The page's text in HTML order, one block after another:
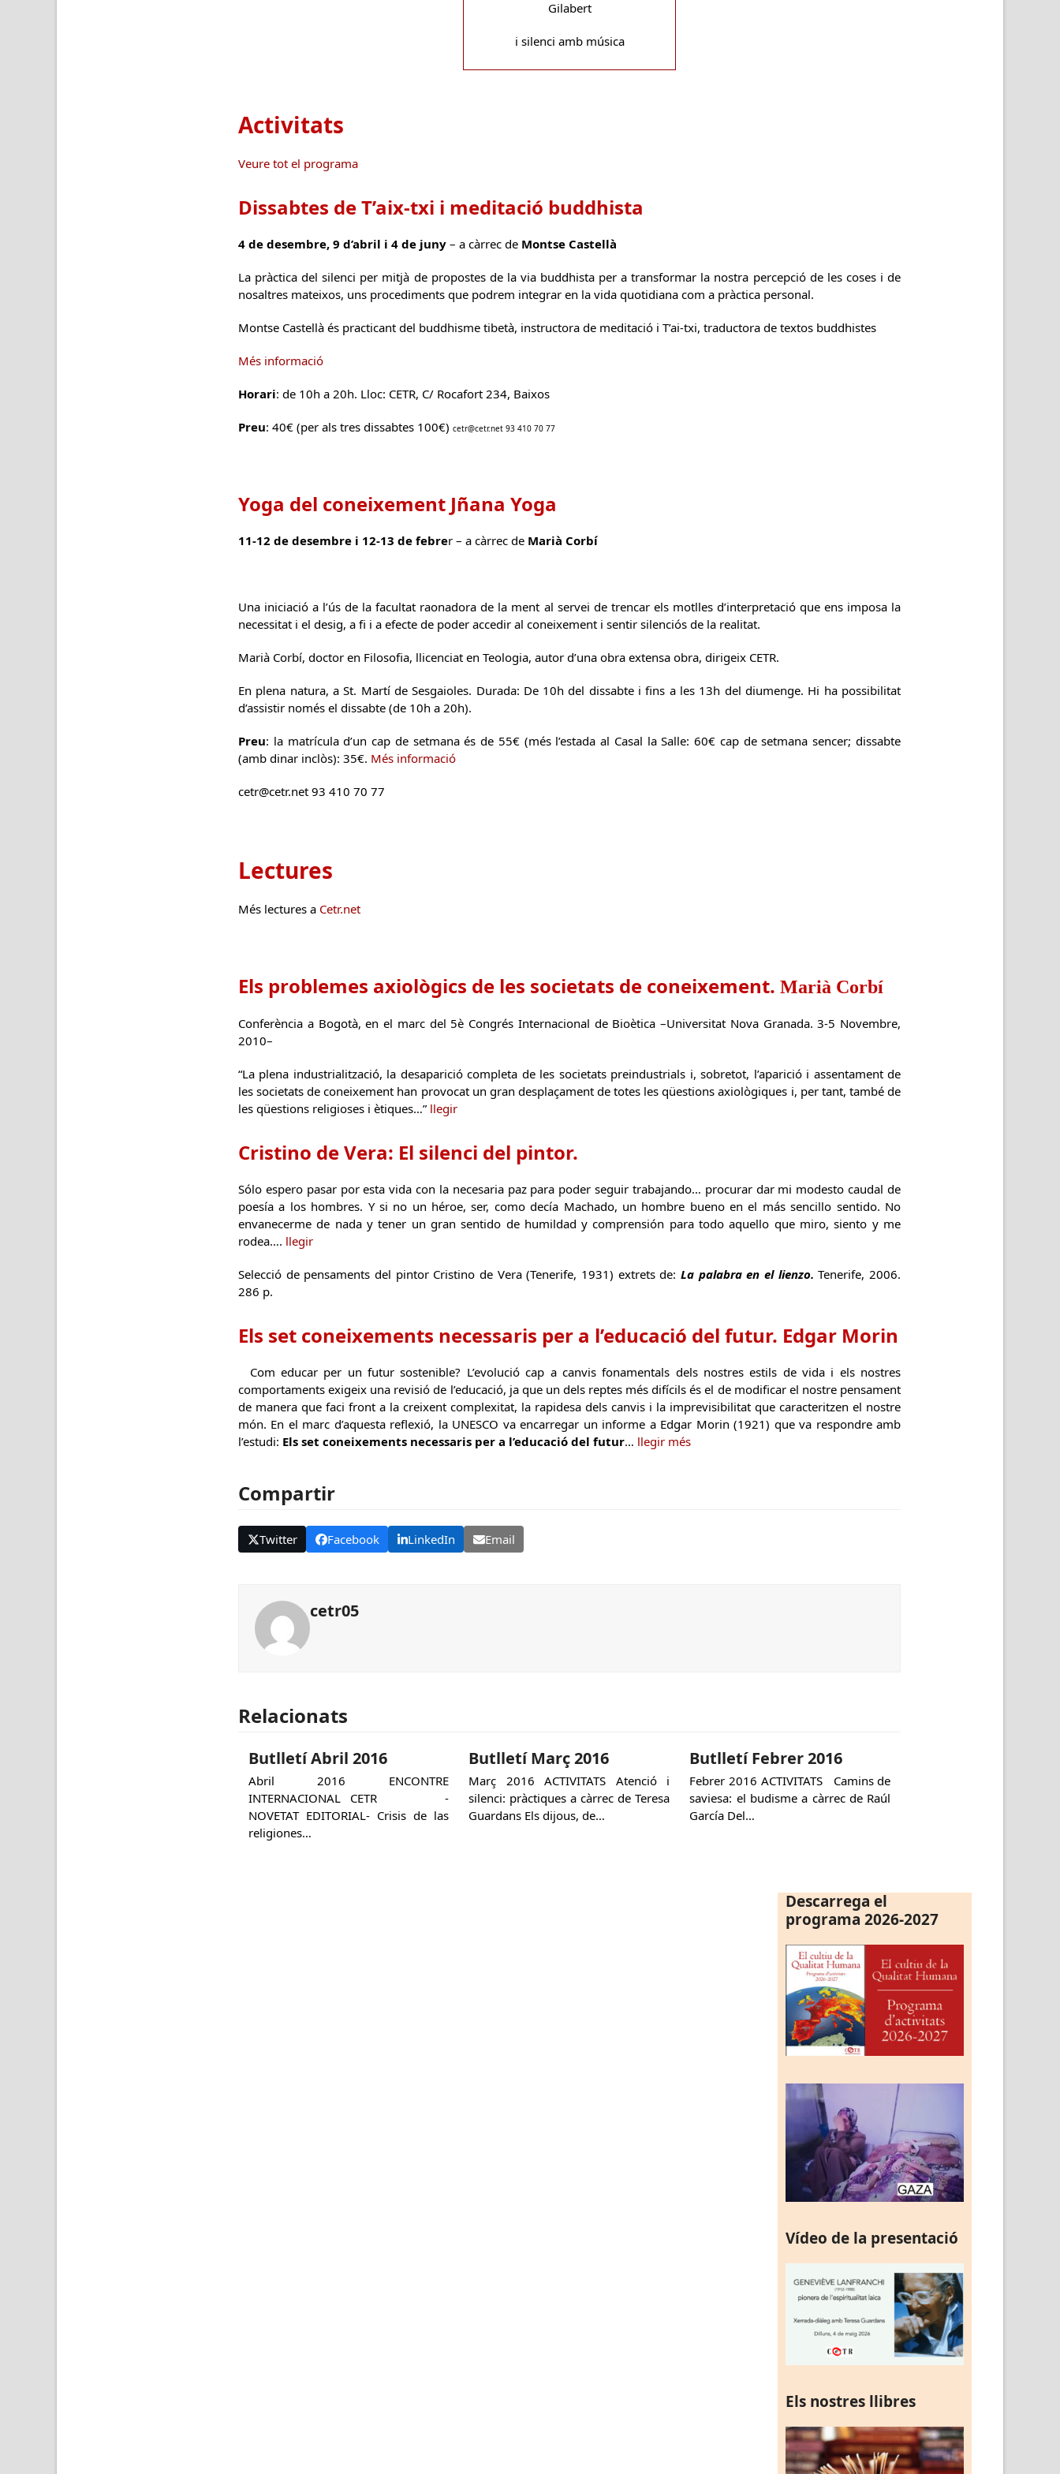
Gilabert
i silenci amb música
Activitats
Veure tot el programa
Dissabtes de T’aix-txi i meditació buddhista
4 de desembre, 9 d’abril i 4 de juny – a càrrec de Montse Castellà
La pràctica del silenci per mitjà de propostes de la via buddhista per a transformar la nostra percepció de les coses i de
nosaltres mateixos, uns procediments que podrem integrar en la vida quotidiana com a pràctica personal.
Montse Castellà és practicant del buddhisme tibetà, instructora de meditació i T’ai-txi, traductora de textos buddhistes
Més informació
Horari: de 10h a 20h. Lloc: CETR, C/ Rocafort 234, Baixos
Preu: 40€ (per als tres dissabtes 100€) cetr@cetr.net 93 410 70 77
Yoga del coneixement Jñana Yoga
11-12 de desembre i 12-13 de febrer – a càrrec de Marià Corbí
Una iniciació a l’ús de la facultat raonadora de la ment al servei de trencar els motlles d’interpretació que ens imposa la
necessitat i el desig, a fi i a efecte de poder accedir al coneixement i sentir silenciós de la realitat.
Marià Corbí, doctor en Filosofia, llicenciat en Teologia, autor d’una obra extensa obra, dirigeix CETR.
En plena natura, a St. Martí de Sesgaioles. Durada: De 10h del dissabte i fins a les 13h del diumenge. Hi ha possibilitat
d’assistir només el dissabte (de 10h a 20h).
Preu: la matrícula d’un cap de setmana és de 55€ (més l’estada al Casal la Salle: 60€ cap de setmana sencer; dissabte
(amb dinar inclòs): 35€. Més informació
cetr@cetr.net 93 410 70 77
Lectures
Més lectures a Cetr.net
Els problemes axiològics de les societats de coneixement. Marià Corbí
Conferència a Bogotà, en el marc del 5è Congrés Internacional de Bioètica –Universitat Nova Granada. 3-5 Novembre,
2010–
“La plena industrialització, la desaparició completa de les societats preindustrials i, sobretot, l’aparició i assentament de
les societats de coneixement han provocat un gran desplaçament de totes les qüestions axiològiques i, per tant, també de
les qüestions religioses i ètiques…” llegir
Cristino de Vera: El silenci del pintor.
Sólo espero pasar por esta vida con la necesaria paz para poder seguir trabajando… procurar dar mi modesto caudal de
poesía a los hombres. Y si no un héroe, ser, como decía Machado, un hombre bueno en el más sencillo sentido. No
envanecerme de nada y tener un gran sentido de humildad y comprensión para todo aquello que miro, siento y me
rodea…. llegir
Selecció de pensaments del pintor Cristino de Vera (Tenerife, 1931) extrets de: La palabra en el lienzo. Tenerife, 2006.
286 p.
Els set coneixements necessaris per a l’educació del futur. Edgar Morin
Com educar per un futur sostenible? L’evolució cap a canvis fonamentals dels nostres estils de vida i els nostres
comportaments exigeix una revisió de l’educació, ja que un dels reptes més difícils és el de modificar el nostre pensament
de manera que faci front a la creixent complexitat, la rapidesa dels canvis i la imprevisibilitat que caracteritzen el nostre
món. En el marc d’aquesta reflexió, la UNESCO va encarregar un informe a Edgar Morin (1921) que va respondre amb
l’estudi: Els set coneixements necessaris per a l’educació del futur… llegir més
Compartir
Twitter Facebook LinkedIn Email
cetr05
Relacionats
Butlletí Abril 2016
Abril 2016 ENCONTRE
INTERNACIONAL CETR -
NOVETAT EDITORIAL- Crisis de las
religiones…
Butlletí Març 2016
Març 2016 ACTIVITATS Atenció i
silenci: pràctiques a càrrec de Teresa
Guardans Els dijous, de…
Butlletí Febrer 2016
Febrer 2016 ACTIVITATS Camins de
saviesa: el budisme a càrrec de Raúl
García Del…
Descarrega el
programa 2026-2027
Vídeo de la presentació
Els nostres llibres